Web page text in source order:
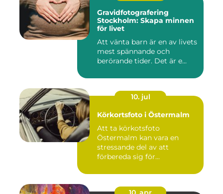
Gravidfotografering
Stockholm: Skapa minnen
för livet
Att vänta barn är en av livets
mest spännande och
berörande tider. Det är e...
10. jul
Körkortsfoto i Östermalm
Att ta körkotsfoto
Östermalm kan vara en
stressande del av att
förbereda sig för...